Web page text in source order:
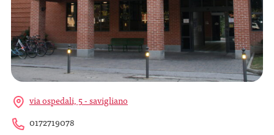
via ospedali, 5 - savigliano
0172719078